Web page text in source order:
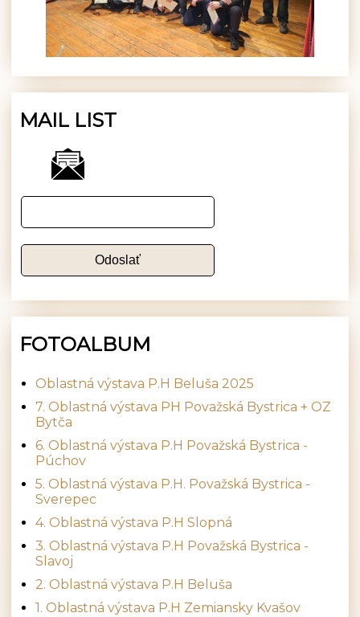
MAIL LIST
FOTOALBUM
Oblastná výstava P.H Beluša 2025
7. Oblastná výstava PH Považská Bystrica + OZ
Bytča
6. Oblastná výstava P.H Považská Bystrica -
Púchov
5. Oblastná výstava P.H. Považská Bystrica -
Sverepec
4. Oblastná výstava P.H Slopná
3. Oblastná výstava P.H Považská Bystrica -
Slavoj
2. Oblastná výstava P.H Beluša
1. Oblastná výstava P.H Zemiansky Kvašov